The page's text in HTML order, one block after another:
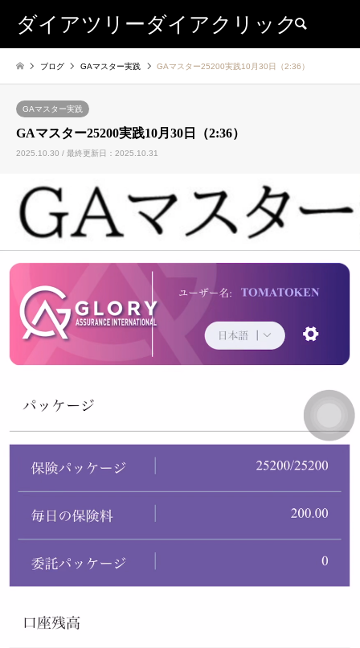
ダイアツリーダイアクリック
ブログ GAマスター実践 GAマスター25200実践10月30日（2:36）
GAマスター実践
GAマスター25200実践10月30日（2:36）
2025.10.30 / 最終更新日：2025.10.31